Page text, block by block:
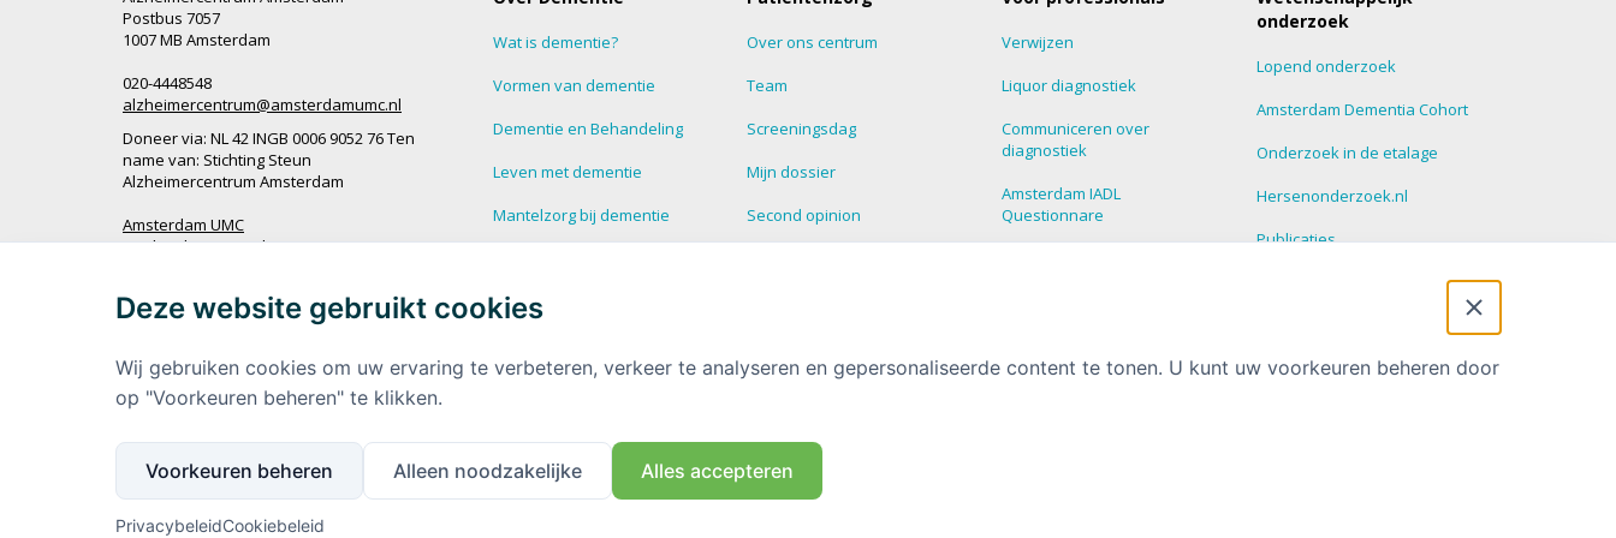
Postbus 7057
1007 MB Amsterdam
020-4448548
alzheimercentrum@amsterdamumc.nl
Doneer via: NL 42 INGB 0006 9052 76 Ten
name van: Stichting Steun
Alzheimercentrum Amsterdam
Amsterdam UMC
Werken bij Amsterdam UMC
Ik wil op de hoogte blijven
Wat is dementie?
Vormen van dementie
Dementie en Behandeling
Leven met dementie
Mantelzorg bij dementie
Meer informatie over
Over ons centrum
Team
Screeningsdag
Mijn dossier
Second opinion
Verwijzen
Liquor diagnostiek
Communiceren over
diagnostiek
Amsterdam IADL
Questionnare
onderzoek
Lopend onderzoek
Amsterdam Dementia Cohort
Onderzoek in de etalage
Hersenonderzoek.nl
Publicaties
Deze website gebruikt cookies
Wij gebruiken cookies om uw ervaring te verbeteren, verkeer te analyseren en gepersonaliseerde content te tonen. U kunt uw voorkeuren beheren door
op "Voorkeuren beheren" te klikken.
Voorkeuren beheren Alleen noodzakelijke Alles accepteren
PrivacybeleidCookiebeleid